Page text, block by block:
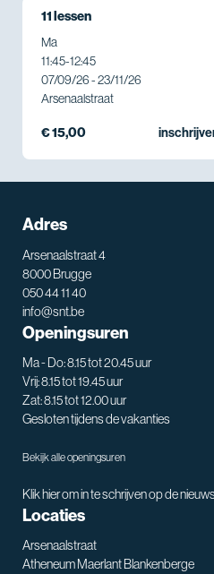
11 lessen
Ma
11:45-12:45
07/09/26 - 23/11/26
Arsenaalstraat
€ 15,00
Adres
Arsenaalstraat 4
8000 Brugge
050 44 11 40
info@snt.be
Openingsuren
Ma - Do: 8.15 tot 20.45 uur
Vrij: 8.15 tot 19.45 uur
Zat: 8.15 tot 12.00 uur
Gesloten tijdens de vakanties
Bekijk alle openingsuren
Klik hier om in te schrijven op de
Locaties
Arsenaalstraat
Atheneum Maerlant Blankenberge